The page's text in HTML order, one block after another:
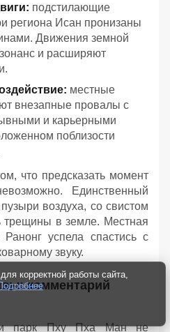
подстилающие
региона Исан пронизаны
Движения земной
и расширяют
местные
внезапные провалы с
и карьерными
поблизости
что предсказать момент
Единственный
воздуха, со свистом
в земле. Местная
успела спастись с
звуку.
комментарий
и парк Пху Пха Ман не
корректной работы сайта,